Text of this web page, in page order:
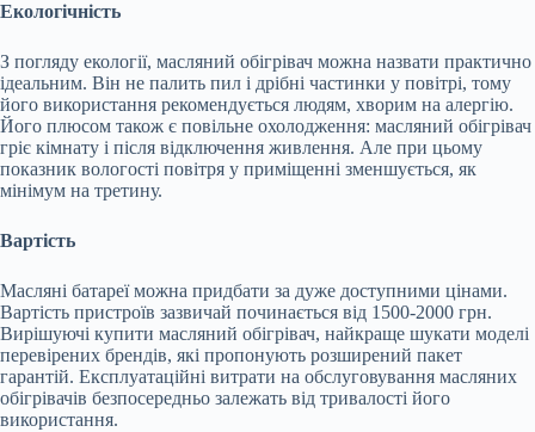
Екологічність
З погляду екології, масляний обігрівач можна назвати практично
ідеальним. Він не палить пил і дрібні частинки у повітрі, тому
його використання рекомендується людям, хворим на алергію.
Його плюсом також є повільне охолодження: масляний обігрівач
гріє кімнату і після відключення живлення. Але при цьому
показник вологості повітря у приміщенні зменшується, як
мінімум на третину.
Вартість
Масляні батареї можна придбати за дуже доступними цінами.
Вартість пристроїв зазвичай починається від 1500-2000 грн.
Вирішуючі купити масляний обігрівач, найкраще шукати моделі
перевірених брендів, які пропонують розширений пакет
гарантій. Експлуатаційні витрати на обслуговування масляних
обігрівачів безпосередньо залежать від тривалості його
використання.